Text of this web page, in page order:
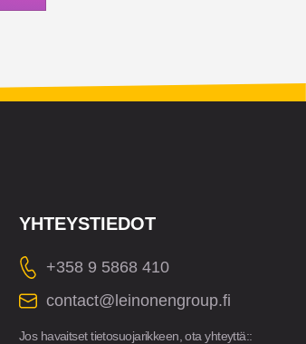
YHTEYSTIEDOT
+358 9 5868 410
contact@leinonengroup.fi
Jos havaitset tietosuojarikkeen, ota yhteyttä::